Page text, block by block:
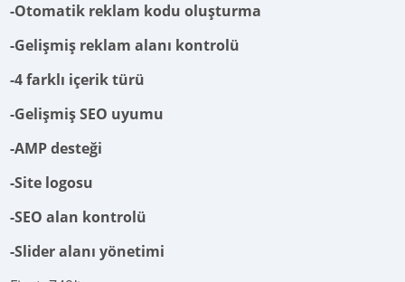
-Otomatik reklam kodu oluşturma
-Gelişmiş reklam alanı kontrolü
-4 farklı içerik türü
-Gelişmiş SEO uyumu
-AMP desteği
-Site logosu
-SEO alan kontrolü
-Slider alanı yönetimi